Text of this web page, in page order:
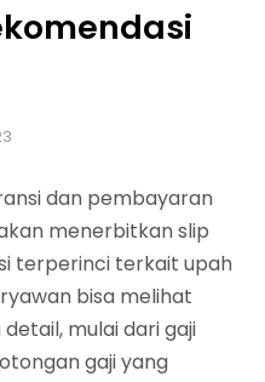
dan pembayaran
menerbitkan slip
terperinci terkait upah
bisa melihat
mulai dari gaji
gaji yang